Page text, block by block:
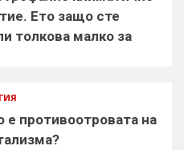
Ето защо сте
толкова малко за
е противоотровата на